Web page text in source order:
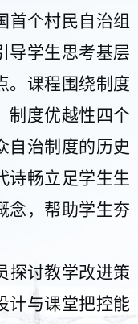
首个村民自治组
导学生思考基层
。课程围绕制度
制度优越性四个
自治制度的历史
诗畅立足学生生
念，帮助学生夯
探讨教学改进策
计与课堂把控能